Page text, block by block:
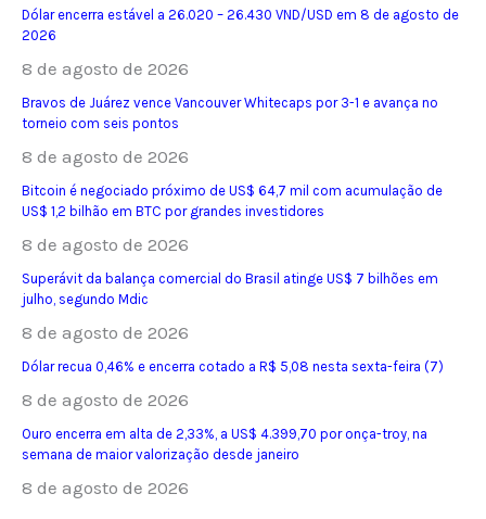
Dólar encerra estável a 26.020 – 26.430 VND/USD em 8 de agosto de
2026
8 de agosto de 2026
Bravos de Juárez vence Vancouver Whitecaps por 3-1 e avança no
torneio com seis pontos
8 de agosto de 2026
Bitcoin é negociado próximo de US$ 64,7 mil com acumulação de
US$ 1,2 bilhão em BTC por grandes investidores
8 de agosto de 2026
Superávit da balança comercial do Brasil atinge US$ 7 bilhões em
julho, segundo Mdic
8 de agosto de 2026
Dólar recua 0,46% e encerra cotado a R$ 5,08 nesta sexta-feira (7)
8 de agosto de 2026
Ouro encerra em alta de 2,33%, a US$ 4.399,70 por onça-troy, na
semana de maior valorização desde janeiro
8 de agosto de 2026